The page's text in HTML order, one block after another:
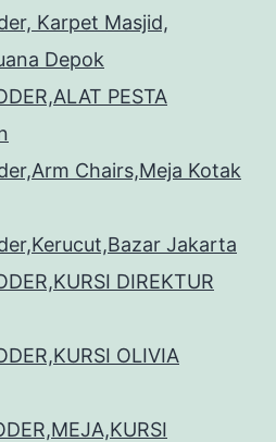
Karpet Masjid,
Depok
PESTA
Chairs,Meja Kotak
Jakarta
DIREKTUR
OLIVIA